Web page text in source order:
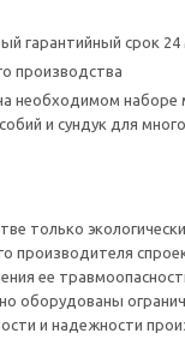
гарантийный срок 24
производства
необходимом
и сундук для
только
ее
оборудованы
и надежности